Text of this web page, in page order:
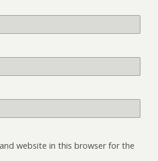
website in this browser for the